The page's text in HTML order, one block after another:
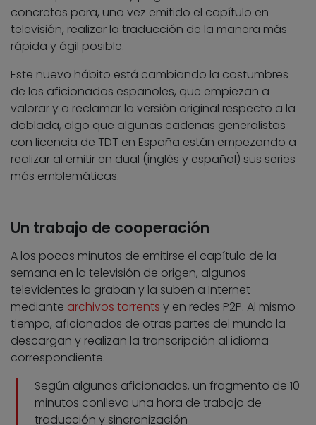
concretas para, una vez emitido el capítulo en
televisión, realizar la traducción de la manera más
rápida y ágil posible.
Este nuevo hábito está cambiando la costumbres
de los aficionados españoles, que empiezan a
valorar y a reclamar la versión original respecto a la
doblada, algo que algunas cadenas generalistas
con licencia de TDT en España están empezando a
realizar al emitir en dual (inglés y español) sus series
más emblemáticas.
Un trabajo de cooperación
A los pocos minutos de emitirse el capítulo de la
semana en la televisión de origen, algunos
televidentes la graban y la suben a Internet
mediante archivos torrents y en redes P2P. Al mismo
tiempo, aficionados de otras partes del mundo la
descargan y realizan la transcripción al idioma
correspondiente.
Según algunos aficionados, un fragmento de 10
minutos conlleva una hora de trabajo de
traducción y sincronización